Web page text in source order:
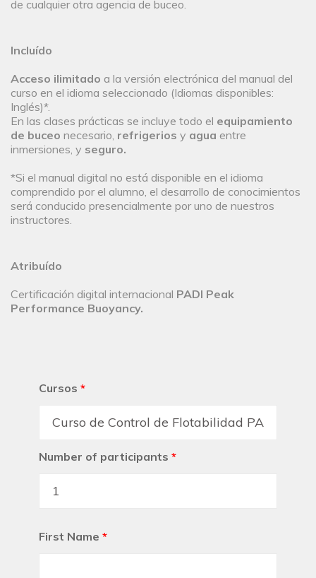
de cualquier otra agencia de buceo.
Incluído
Acceso ilimitado a la versión electrónica del manual del
curso en el idioma seleccionado (Idiomas disponibles:
Inglés)*.
En las clases prácticas se incluye todo el equipamiento
de buceo necesario, refrigerios y agua entre
inmersiones, y seguro.
*Si el manual digital no está disponible en el idioma
comprendido por el alumno, el desarrollo de conocimientos
será conducido presencialmente por uno de nuestros
instructores.
Atribuído
Certificación digital internacional PADI Peak
Performance Buoyancy.
Cursos *
Number of participants *
First Name *